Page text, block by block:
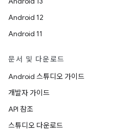
Android 12
Android 11
문서 및 다운로드
Android 스튜디오 가이드
개발자 가이드
API 참조
스튜디오 다운로드